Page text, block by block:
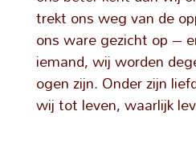
trekt ons weg van de
ons ware gezicht op –
iemand, wij worden
ogen zijn. Onder zijn
wij tot leven, waarlijk